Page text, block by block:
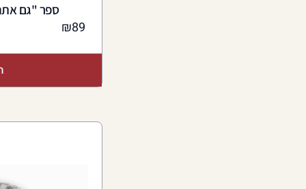
ספר "גם
₪89